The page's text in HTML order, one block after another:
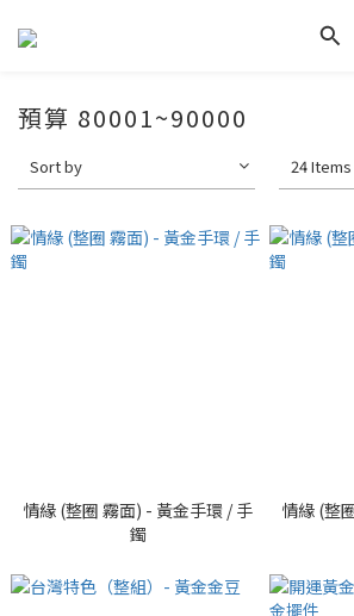
預算 80001~90000
Sort by 24
情緣 (整圈 霧面) - 黃金手環 / 手
鐲
情緣 (整